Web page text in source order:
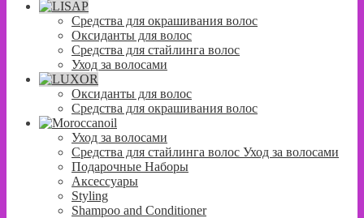
Средства для окрашивания волос
Оксиданты для волос
Средства для стайлинга волос
Уход за волосами
Оксиданты для волос
Средства для окрашивания волос
Уход за волосами
Средства для стайлинга волос Уход за волосами
Подарочные Наборы
Аксессуары
Styling
Shampoo and Conditioner